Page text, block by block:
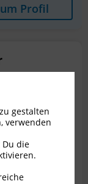
Profil
gestalten
verwenden
Du die